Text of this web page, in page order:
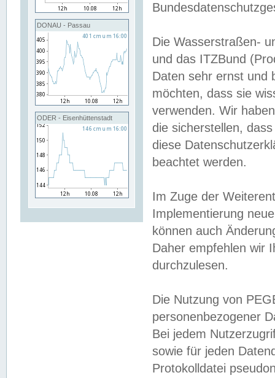
DONAU - Passau
ODER - Eisenhüttenstadt
Die Wasserstraßen-
und das ITZBund
Daten sehr ernst und
möchten, dass sie
verwenden. Wir
die sicherstellen,
diese
beachtet werden.
Im Zuge der
Implementierung
können auch
Daher empfehlen wir
durchzulesen.
Die Nutzung von
personenbezogener
Bei jedem
sowie für jeden
Protokolldatei